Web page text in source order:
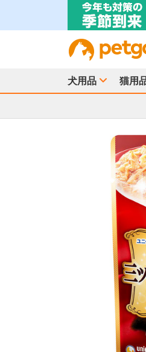
犬用品 猫用